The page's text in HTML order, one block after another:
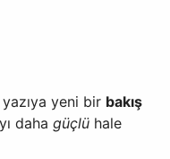
yeni bir bakış
daha güçlü hale